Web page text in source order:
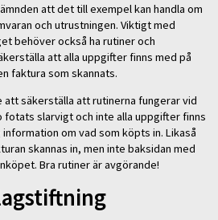
att det till exempel kan handla om
och utrustningen. Viktigt med
behöver också ha rutiner och
att alla uppgifter finns med på
faktura som skannats.
säkerställa att rutinerna fungerar vid
slarvigt och inte alla uppgifter finns
om vad som köpts in. Likaså
skannas in, men inte baksidan med
Bra rutiner är avgörande!